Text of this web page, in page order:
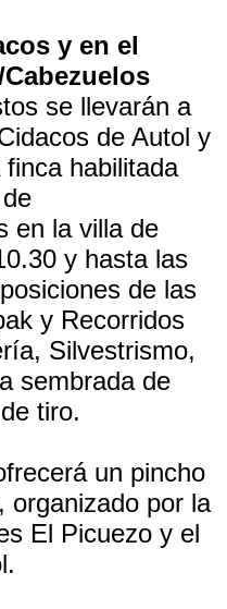
y en el
se llevarán a
de Autol y
habilitada
en la villa de
y hasta las
de las
y Recorridos
Silvestrismo,
sembrada de
tiro.
un pincho
organizado por la
El Picuezo y el